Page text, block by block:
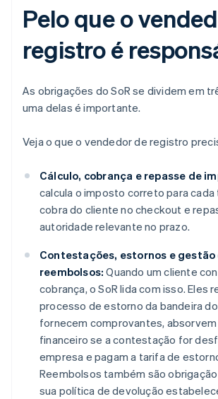
Pelo que o
registro é
As obrigações do SoR se dividem em
uma delas é importante.
Veja o que o vendedor de registro
Cálculo, cobrança e repasse de
calcula o imposto correto para cada
cobra do cliente no checkout e
autoridade relevante no prazo.
Contestações, estornos e gestão
reembolsos: Quando um cliente
cobrança, o SoR lida com isso. Eles
processo de estorno da bandeira
fornecem comprovantes,
financeiro se a contestação for
empresa e pagam a tarifa de
Reembolsos também são obrigação
sua política de devolução